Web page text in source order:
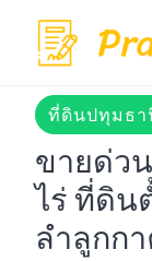
content
ที่ดินปทุมธา
ขายด่ว
ไร่ ที่ดิน
ลำลูกกา